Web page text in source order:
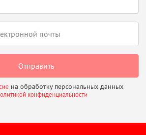
на обработку персональных данных
конфиденциальности